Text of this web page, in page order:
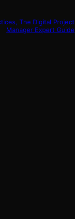
The Digital Project
Manager Expert Guide